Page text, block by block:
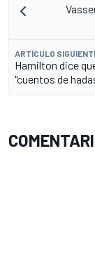
ARTÍCULO
Hamilton dice
"cuentos de